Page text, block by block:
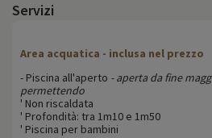
Servizi
Area acquatica - inclusa nel prezzo
- Piscina all'aperto - aperta da fine
permettendo
' Non riscaldata
' Profondità: tra 1m10 e 1m50
' Piscina per bambini